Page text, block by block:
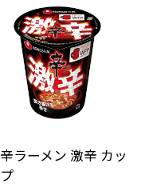
辛ラーメン 激辛 カッ
プ